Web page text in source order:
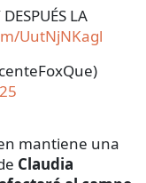
LA
UutNjNKagl
mantiene una
Claudia